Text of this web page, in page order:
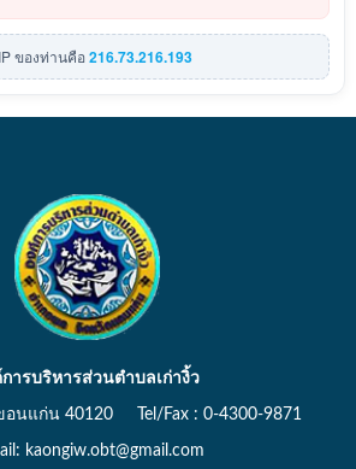
IP ของท่านคือ216.73.216.193
การบริหารส่วนตำบลเก่างิ้ว
อนแก่น 40120 Tel/Fax : 0-4300-9871
kaongiw.obt@gmail.com